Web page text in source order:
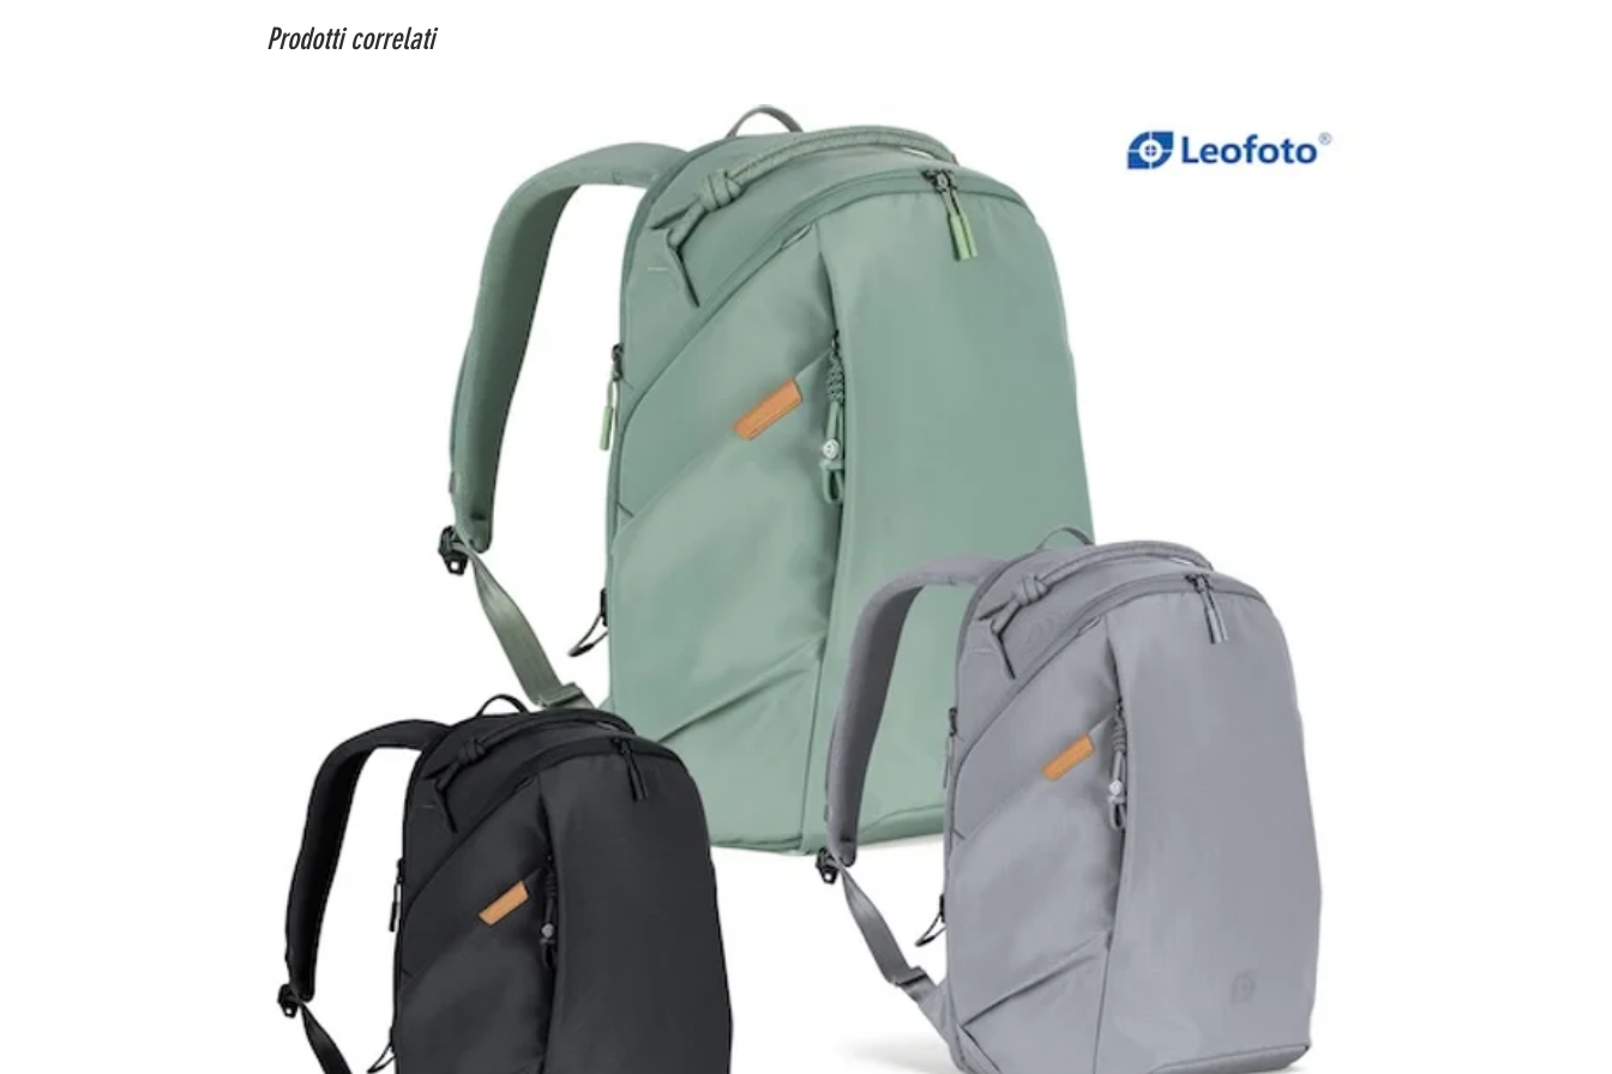
Regolazione Potenza:Variabile da 0%
ALIMENTAZIONE
Consumo Massimo:
Tensione in Ingresso:
Corrente in Ingresso:
Connettore di Ingresso:
Batterie AA:
Batteria Li-ion:
batterie NP-F
GENERALI
Sistema di Raffreddamento:
Raffreddamento passivo silenzioso
Classe di Protezione:
Certificazioni:CE, FCC, RoHS, REACH
Prodotti correlati